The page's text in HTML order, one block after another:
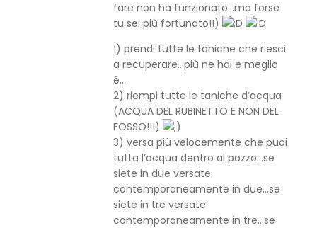
fare non ha funzionato…ma forse
tu sei più fortunato!!)
1) prendi tutte le taniche che riesci
a recuperare…più ne hai e meglio
é…
2) riempi tutte le taniche d’acqua
(ACQUA DEL RUBINETTO E NON DEL
FOSSO!!!)
3) versa più velocemente che puoi
tutta l’acqua dentro al pozzo…se
siete in due versate
contemporaneamente in due…se
siete in tre versate
contemporaneamente in tre…se